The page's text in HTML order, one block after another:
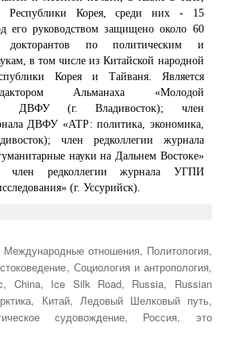
Корея, среди них - 15
его руководством защищено около 60
докторантов по политическим и
в том числе из Китайской народной
Корея и Тайваня. Является
Альманаха «Молодой
ДВФУ (г. Владивосток); член
ДВФУ «АТР: политика, экономика,
член редколлегии журнала
науки на Дальнем Востоке»
член редколлегии журнала УГПИ
(г. Уссурийск).
Международные отношения, Политология,
, Социология и антропология,
, China, Ice Silk Road, Russia, Russian
, Китай, Ледовый Шелковый путь,
судовождение, Россия, это